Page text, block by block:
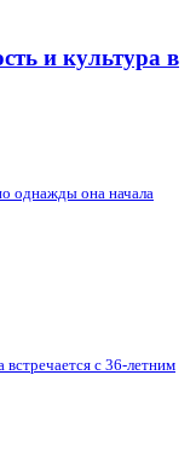
и культура в
однажды она начала
с 36-летним